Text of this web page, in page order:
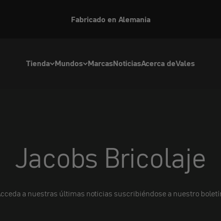
Bienvenido a nuestra tienda de EE. UU.
Tienda Mundos MarcasNoticiasAcerca deVales
Jacobs Bricolaje
a nuestras últimas noticias suscribiéndose a nuestro